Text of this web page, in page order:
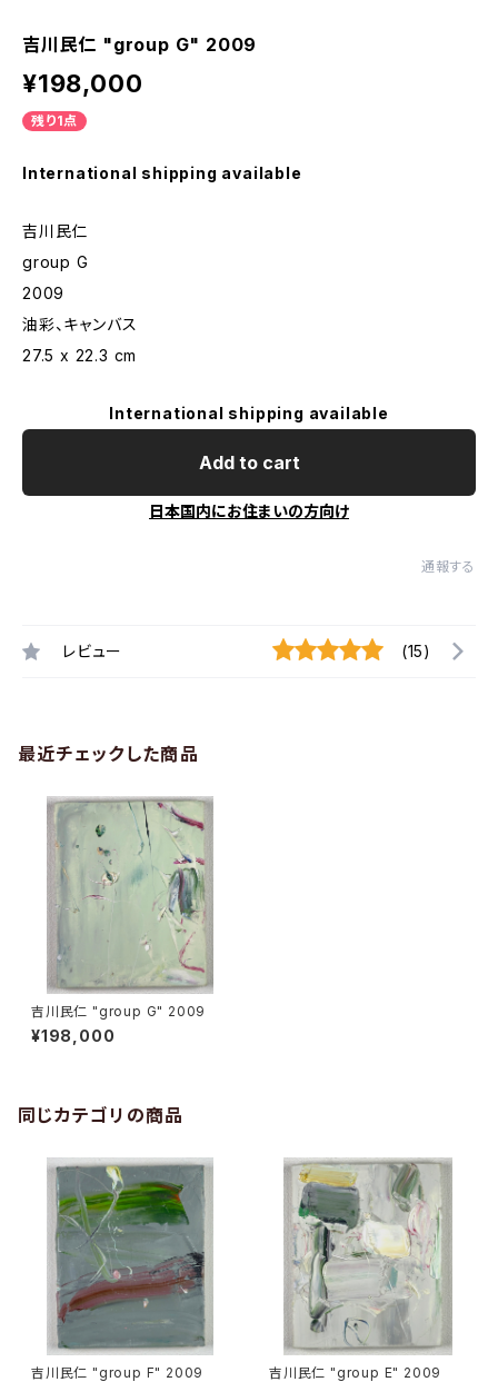
吉川民仁 "group G" 2009
¥198,000
残り1点
International shipping available
吉川民仁
group G
2009
油彩、キャンバス
27.5 x 22.3 cm
International shipping available
Add to cart
日本国内にお住まいの方向け
通報する
レビュー (15)
最近チェックした商品
吉川民仁 "group G" 2009
¥198,000
同じカテゴリの商品
吉川民仁 "group F" 2009 吉川民仁 "group E" 2009